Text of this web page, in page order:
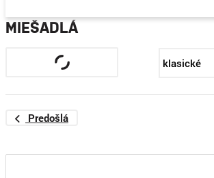
MIEŠADLÁ
Predošlá